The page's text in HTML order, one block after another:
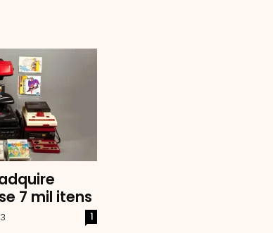
7 mil itens
1